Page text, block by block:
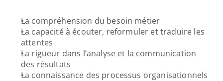
La compréhension du besoin métier
La capacité à écouter, reformuler et traduire les
attentes
La rigueur dans l’analyse et la communication
des résultats
La connaissance des processus organisationnels